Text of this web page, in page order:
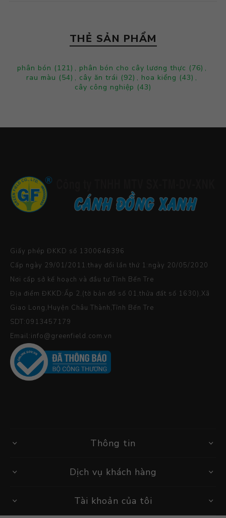
THẺ SẢN PHẨM
phân bón (121) , phân bón cho cây lương thực (76) ,
rau màu (54) , cây ăn trái (92) , hoa kiểng (43) ,
cây công nghiệp (43)
Giấy phép ĐKKD số 1300646396
Cấp ngày 29/01/2011.thay đổi lần thứ 1:ngày 20/05/2020
Nơi cấp sở kế hoạch và đầu tư Tỉnh Bến Tre
Địa điểm ĐKKD:Ấp 2,(tờ bản đồ số 01,thửa đất số 1630),Xã
Giao Long,Huyện Châu Thành,Tỉnh Bến Tre
SDT:0913457179
Email:info@greenfield.com.vn
Thông tin
Dịch vụ khách hàng
Tài khoản của tôi